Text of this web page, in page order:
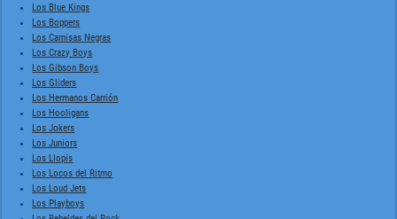
Los Blue Kings
Los Boppers
Los Camisas Negras
Los Crazy Boys
Los Gibson Boys
Los Gliders
Los Hermanos Carrión
Los Hooligans
Los Jokers
Los Juniors
Los Llopis
Los Locos del Ritmo
Los Loud Jets
Los Playboys